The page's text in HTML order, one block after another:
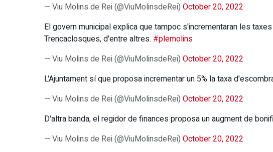
— Viu Molins de Rei (@ViuMolinsdeRei) October 20, 2022
El govern municipal explica que tampoc s'incrementaran les
Trencaclosques, d'entre altres. #plemolins
— Viu Molins de Rei (@ViuMolinsdeRei) October 20, 2022
L'Ajuntament sí que proposa incrementar un 5% la taxa
— Viu Molins de Rei (@ViuMolinsdeRei) October 20, 2022
D'altra banda, el regidor de finances proposa un augment de
— Viu Molins de Rei (@ViuMolinsdeRei) October 20, 2022